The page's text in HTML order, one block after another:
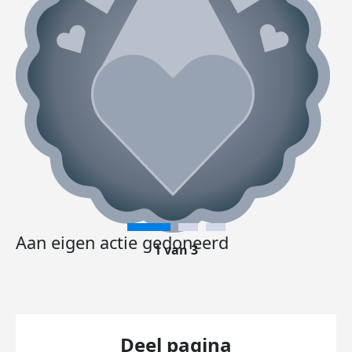
Aan eigen actie gedoneerd
1 van 3
Deel pagina